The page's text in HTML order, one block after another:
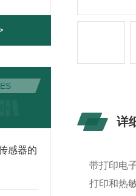
感器的
详
带打印电
打印和热